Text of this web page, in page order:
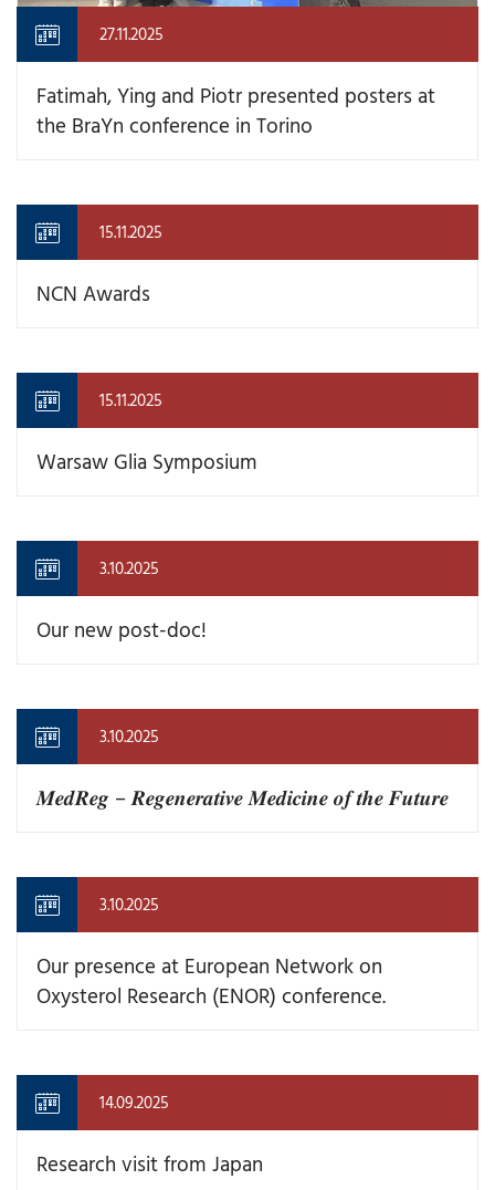
27.11.2025
Fatimah, Ying and Piotr presented posters at
the BraYn conference in Torino
15.11.2025
NCN Awards
15.11.2025
Warsaw Glia Symposium
3.10.2025
Our new post-doc!
3.10.2025
𝑴𝒆𝒅𝑹𝒆𝒈 – 𝑹𝒆𝒈𝒆𝒏𝒆𝒓𝒂𝒕𝒊𝒗𝒆 𝑴𝒆𝒅𝒊𝒄𝒊𝒏𝒆 𝒐𝒇 𝒕𝒉𝒆 𝑭𝒖𝒕𝒖𝒓𝒆
3.10.2025
Our presence at European Network on
Oxysterol Research (ENOR) conference.
14.09.2025
Research visit from Japan